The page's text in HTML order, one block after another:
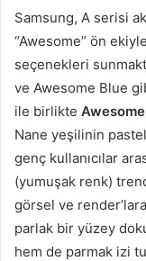
Samsung, A serisi
“Awesome” ön
seçenekleri
ve Awesome Blue
ile birlikte
Nane yeşilinin
genç kullanıcılar
(yumuşak renk)
görsel ve
parlak bir yüzey
hem de parmak izi